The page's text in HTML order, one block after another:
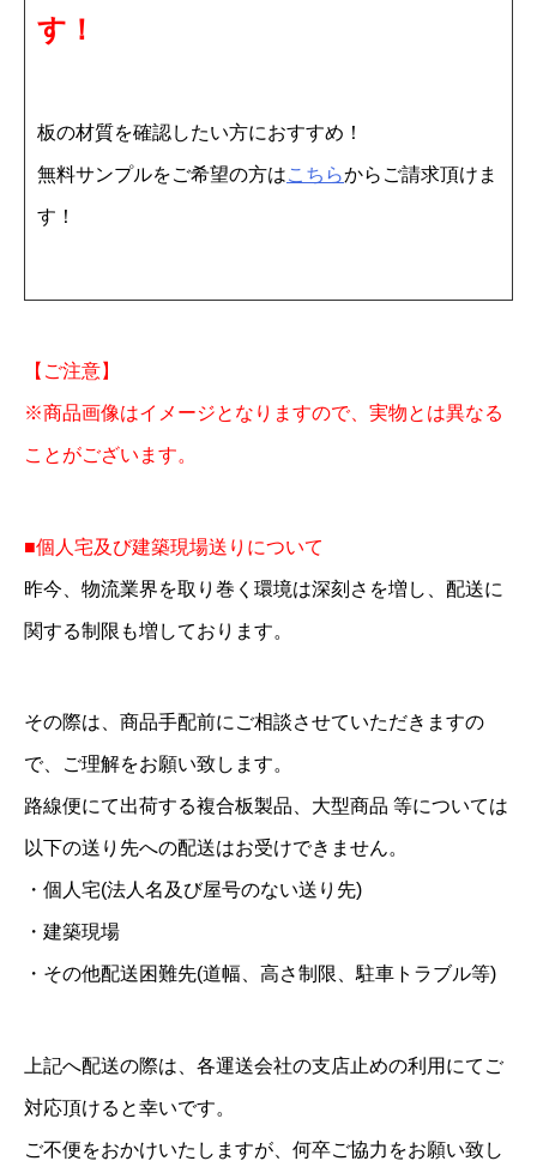
す！
板の材質を確認したい方におすすめ！
無料サンプルをご希望の方はこちらからご請求頂けま
す！
【ご注意】
※商品画像はイメージとなりますので、実物とは異なる
ことがございます。
■個人宅及び建築現場送りについて
昨今、物流業界を取り巻く環境は深刻さを増し、配送に
関する制限も増しております。
その際は、商品手配前にご相談させていただきますの
で、ご理解をお願い致します。
路線便にて出荷する複合板製品、大型商品 等については
以下の送り先への配送はお受けできません。
・個人宅(法人名及び屋号のない送り先)
・建築現場
・その他配送困難先(道幅、高さ制限、駐車トラブル等)
上記へ配送の際は、各運送会社の支店止めの利用にてご
対応頂けると幸いです。
ご不便をおかけいたしますが、何卒ご協力をお願い致し